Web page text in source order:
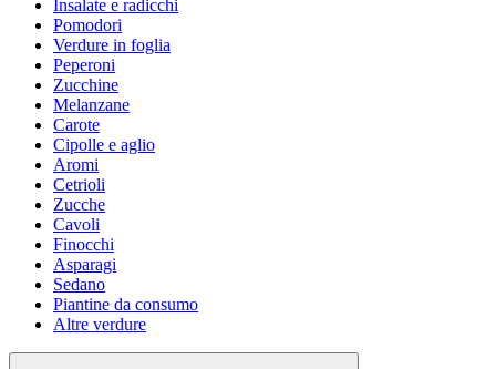
Insalate e radicchi
Pomodori
Verdure in foglia
Peperoni
Zucchine
Melanzane
Carote
Cipolle e aglio
Aromi
Cetrioli
Zucche
Cavoli
Finocchi
Asparagi
Sedano
Piantine da consumo
Altre verdure